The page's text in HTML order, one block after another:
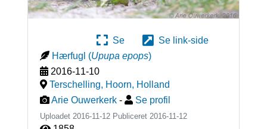
Se
Se link-side
Hærfugl (Upupa epops)
2016-11-10
Terschelling, Hoorn, Holland
Arie Ouwerkerk - Se profil
Uploadet 2016-11-12 Publiceret 2016-11-12